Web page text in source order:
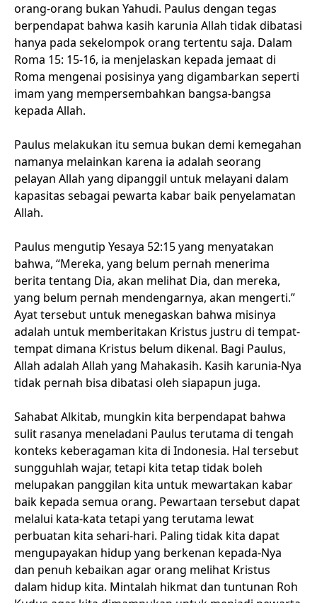
orang-orang bukan Yahudi. Paulus dengan tegas
berpendapat bahwa kasih karunia Allah tidak dibatasi
hanya pada sekelompok orang tertentu saja. Dalam
Roma 15: 15-16, ia menjelaskan kepada jemaat di
Roma mengenai posisinya yang digambarkan seperti
imam yang mempersembahkan bangsa-bangsa
kepada Allah.
Paulus melakukan itu semua bukan demi kemegahan
namanya melainkan karena ia adalah seorang
pelayan Allah yang dipanggil untuk melayani dalam
kapasitas sebagai pewarta kabar baik penyelamatan
Allah.
Paulus mengutip Yesaya 52:15 yang menyatakan
bahwa, “Mereka, yang belum pernah menerima
berita tentang Dia, akan melihat Dia, dan mereka,
yang belum pernah mendengarnya, akan mengerti.”
Ayat tersebut untuk menegaskan bahwa misinya
adalah untuk memberitakan Kristus justru di tempat-
tempat dimana Kristus belum dikenal. Bagi Paulus,
Allah adalah Allah yang Mahakasih. Kasih karunia-Nya
tidak pernah bisa dibatasi oleh siapapun juga.
Sahabat Alkitab, mungkin kita berpendapat bahwa
sulit rasanya meneladani Paulus terutama di tengah
konteks keberagaman kita di Indonesia. Hal tersebut
sungguhlah wajar, tetapi kita tetap tidak boleh
melupakan panggilan kita untuk mewartakan kabar
baik kepada semua orang. Pewartaan tersebut dapat
melalui kata-kata tetapi yang terutama lewat
perbuatan kita sehari-hari. Paling tidak kita dapat
mengupayakan hidup yang berkenan kepada-Nya
dan penuh kebaikan agar orang melihat Kristus
dalam hidup kita. Mintalah hikmat dan tuntunan Roh